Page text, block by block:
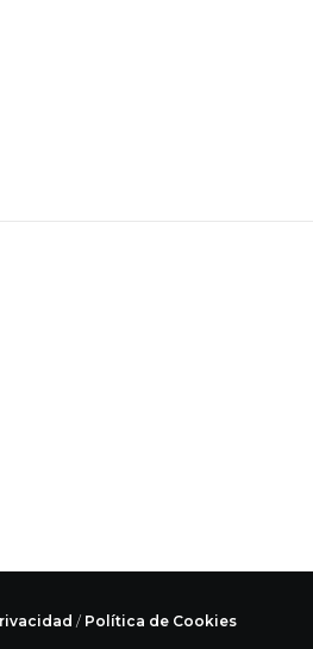
/ Política de Cookies